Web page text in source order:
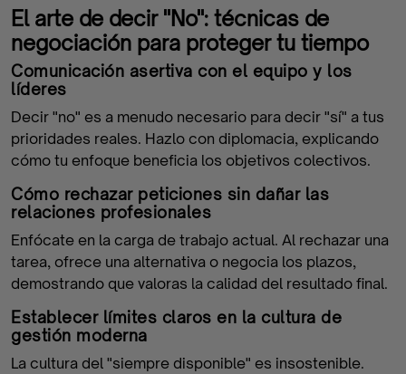
El arte de decir "No": técnicas de
negociación para proteger tu tiempo
Comunicación asertiva con el equipo y los
líderes
Decir "no" es a menudo necesario para decir "sí" a tus
prioridades reales. Hazlo con diplomacia, explicando
cómo tu enfoque beneficia los objetivos colectivos.
Cómo rechazar peticiones sin dañar las
relaciones profesionales
Enfócate en la carga de trabajo actual. Al rechazar una
tarea, ofrece una alternativa o negocia los plazos,
demostrando que valoras la calidad del resultado final.
Establecer límites claros en la cultura de
gestión moderna
La cultura del "siempre disponible" es insostenible.